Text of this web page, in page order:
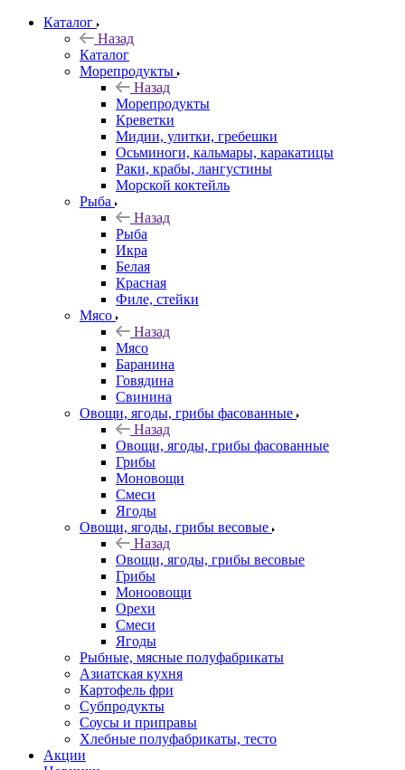
Каталог
Назад
Каталог
Морепродукты
Назад
Морепродукты
Креветки
Мидии, улитки, гребешки
Осьминоги, кальмары, каракатицы
Раки, крабы, лангустины
Морской коктейль
Рыба
Назад
Рыба
Икра
Белая
Красная
Филе, стейки
Мясо
Назад
Мясо
Баранина
Говядина
Свинина
Овощи, ягоды, грибы фасованные
Назад
Овощи, ягоды, грибы фасованные
Грибы
Моновощи
Смеси
Ягоды
Овощи, ягоды, грибы весовые
Назад
Овощи, ягоды, грибы весовые
Грибы
Моноовощи
Орехи
Смеси
Ягоды
Рыбные, мясные полуфабрикаты
Азиатская кухня
Картофель фри
Субпродукты
Соусы и приправы
Хлебные полуфабрикаты, тесто
Акции